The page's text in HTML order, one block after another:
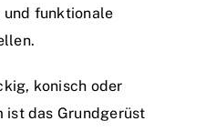
und funktionale
konisch oder
ist das Grundgerüst